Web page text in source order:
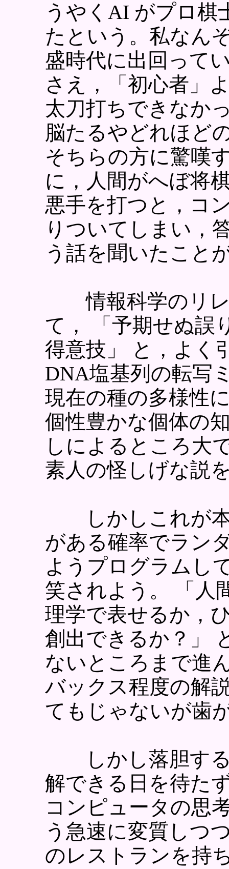
うやくAI がプロ棋
たという。私なん
盛時代に出回って
さえ，「初心者」
太刀打ちできなか
脳たるやどれほど
そちらの方に驚嘆
に，人間がへぼ将
悪手を打つと，コ
りついてしまい，
う話を聞いたこと
情報科学のリレ
て， 「予期せぬ誤
得意技」 と，よく
DNA塩基列の転写
現在の種の多様性
個性豊かな個体の
しによるところ大
素人の怪しげな説
しかしこれが本
がある確率でラン
ようプログラムし
笑されよう。 「人
理学で表せるか，
創出できるか？」
ないところまで進
バックス程度の解
てもじゃないが歯
しかし落胆する
解できる日を待た
コンピュータの思
う急速に変質しつ
のレストランを持